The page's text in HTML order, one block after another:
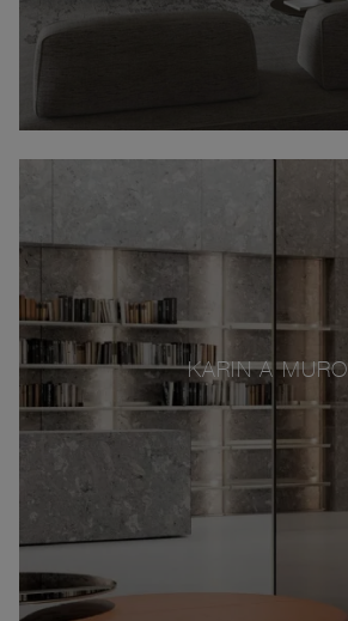
KARIN A MURO